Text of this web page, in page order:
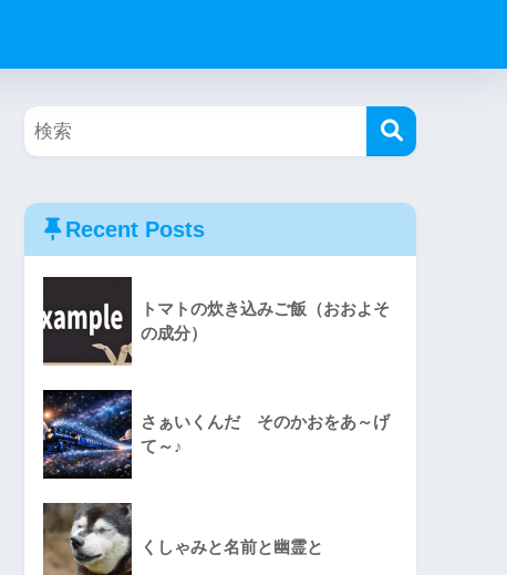
Recent Posts
トマトの炊き込みご飯（おおよそ
の成分）
さぁいくんだ そのかおをあ～げ
て～♪
くしゃみと名前と幽霊と